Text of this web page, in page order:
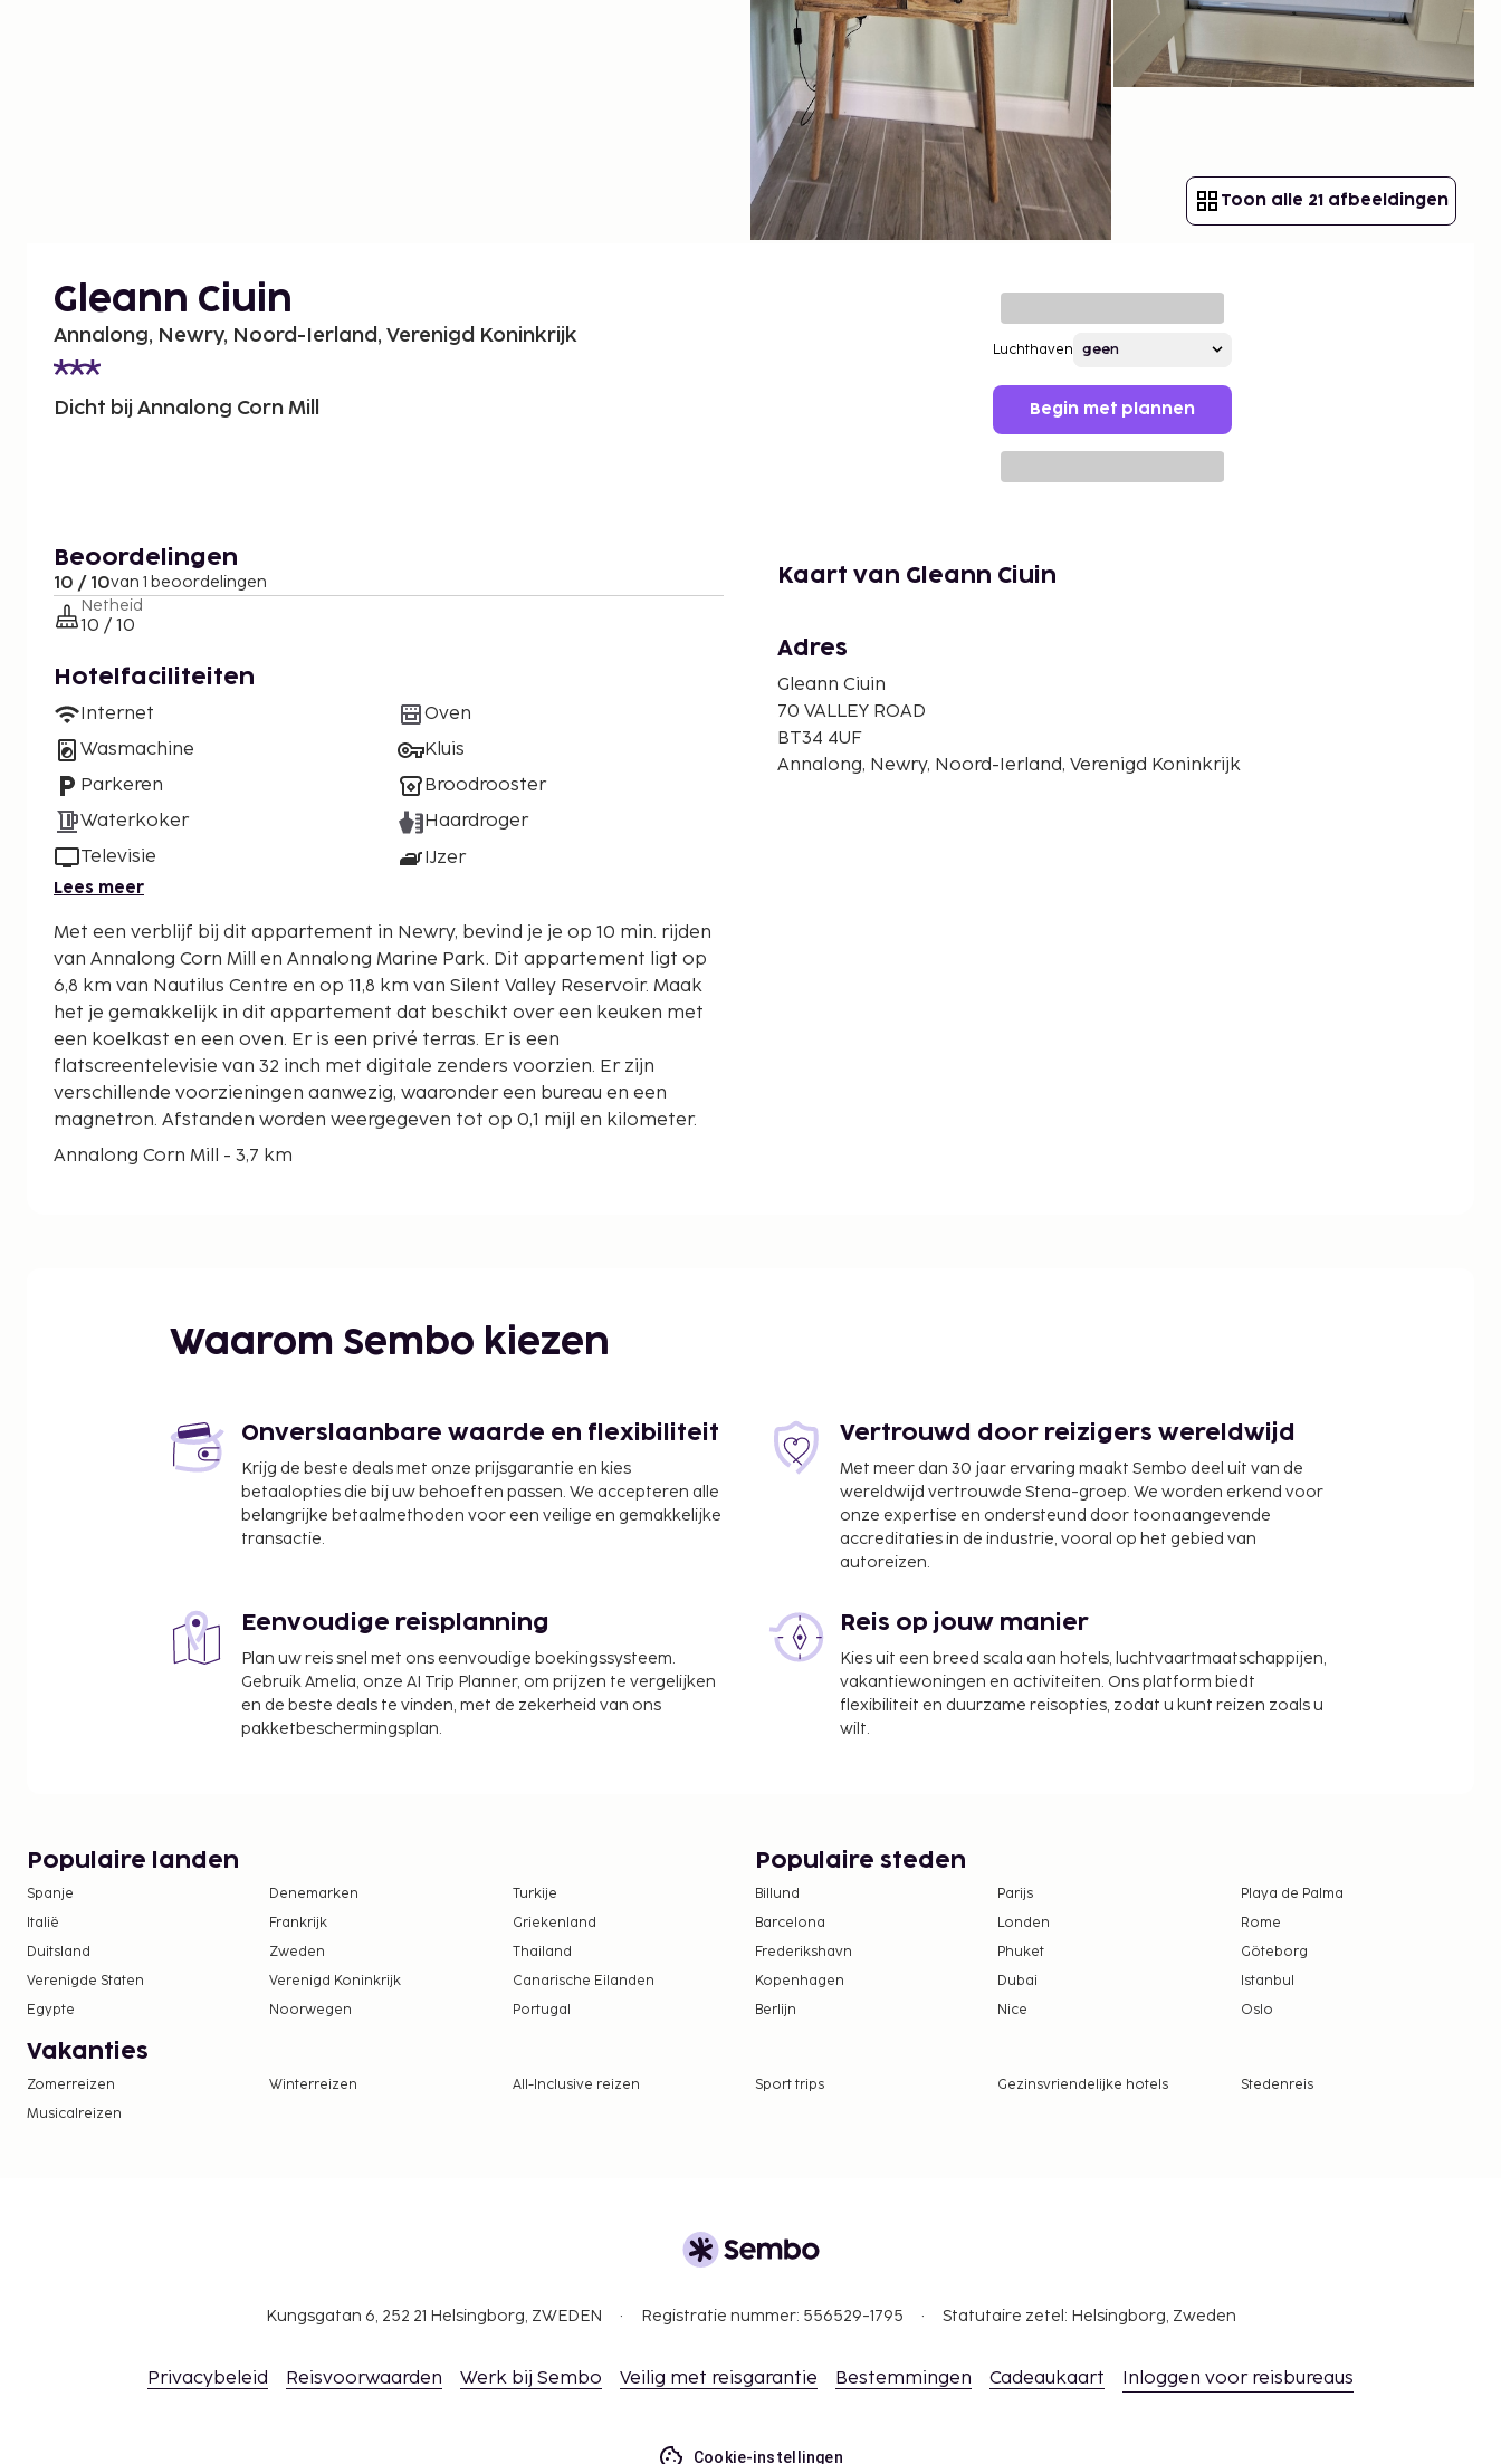
Toon alle 21 afbeeldingen
Gleann Ciuin
Annalong, Newry, Noord-Ierland, Verenigd Koninkrijk
Dicht bij Annalong Corn Mill
Luchthaven
Begin met plannen
Beoordelingen
10 / 10van 1 beoordelingen
Netheid
10 / 10
Hotelfaciliteiten
Internet
Wasmachine
Parkeren
Waterkoker
Televisie
Oven
Kluis
Broodrooster
Haardroger
IJzer
Lees meer
Met een verblijf bij dit appartement in Newry, bevind je je op 10 min. rijden
van Annalong Corn Mill en Annalong Marine Park. Dit appartement ligt op
6,8 km van Nautilus Centre en op 11,8 km van Silent Valley Reservoir. Maak
het je gemakkelijk in dit appartement dat beschikt over een keuken met
een koelkast en een oven. Er is een privé terras. Er is een
flatscreentelevisie van 32 inch met digitale zenders voorzien. Er zijn
verschillende voorzieningen aanwezig, waaronder een bureau en een
magnetron. Afstanden worden weergegeven tot op 0,1 mijl en kilometer.
Annalong Corn Mill - 3,7 km
Murlough National Nature Reserve - 16,8 km
Tollymore Forest Park - 17,4 km
Mary Catherine's Cottage - 17,9 km
Life Adventure Centre - 18,2 km
Greenore Golf Club - 18,3 km
Royal County Down Golf Course - 18,4 km
Het beleid van deze accommodatie staat bepaalde reserveringen
voor groepsevenementen of groepsfeesten, waaronder
vrijgezellenfeesten, niet toe.
Kaart van Gleann Ciuin
Adres
Gleann Ciuin
70 VALLEY ROAD
BT34 4UF
Annalong, Newry, Noord-Ierland, Verenigd Koninkrijk
Waarom Sembo kiezen
Onverslaanbare waarde en flexibiliteit
Krijg de beste deals met onze prijsgarantie en kies
betaalopties die bij uw behoeften passen. We accepteren alle
belangrijke betaalmethoden voor een veilige en gemakkelijke
transactie.
Vertrouwd door reizigers wereldwijd
Met meer dan 30 jaar ervaring maakt Sembo deel uit van de
wereldwijd vertrouwde Stena-groep. We worden erkend voor
onze expertise en ondersteund door toonaangevende
accreditaties in de industrie, vooral op het gebied van
autoreizen.
Eenvoudige reisplanning
Plan uw reis snel met ons eenvoudige boekingssysteem.
Gebruik Amelia, onze AI Trip Planner, om prijzen te vergelijken
en de beste deals te vinden, met de zekerheid van ons
pakketbeschermingsplan.
Reis op jouw manier
Kies uit een breed scala aan hotels, luchtvaartmaatschappijen,
vakantiewoningen en activiteiten. Ons platform biedt
flexibiliteit en duurzame reisopties, zodat u kunt reizen zoals u
wilt.
Populaire landen
Spanje Denemarken
Turkije
Italië
Frankrijk
Griekenland
Duitsland
Zweden
Thailand
Verenigde Staten
Verenigd Koninkrijk
Canarische Eilanden
Egypte
Noorwegen Portugal
Populaire steden
Billund Parijs
Playa de Palma
Barcelona
Londen
Rome
Frederikshavn
Phuket
Göteborg
Kopenhagen
Dubai
Istanbul
Berlijn
Nice Oslo
Vakanties
Zomerreizen Winterreizen All-Inclusive reizen Sport trips Gezinsvriendelijke hotels
Stedenreis
Musicalreizen
Kungsgatan 6, 252 21 Helsingborg, ZWEDEN Registratie nummer: 556529-1795 Statutaire zetel: Helsingborg, Zweden
Privacybeleid Reisvoorwaarden Werk bij Sembo Veilig met reisgarantie Bestemmingen Cadeaukaart Inloggen voor reisbureaus
Cookie-instellingen